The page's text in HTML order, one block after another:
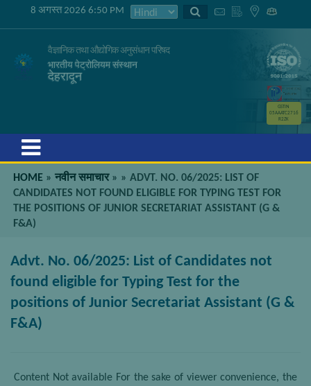
8 अगस्त 2026 6:50 PM
वैज्ञानिक तथा औद्योगिक अनुसंधान परिषद
भारतीय पेट्रोलियम संस्थान
देहरादून
GSTIN
05AAATC2716
R2ZK
HOME »नवीन समाचार» »ADVT. NO. 06/2025: LIST OF
CANDIDATES NOT FOUND ELIGIBLE FOR TYPING TEST FOR
THE POSITIONS OF JUNIOR SECRETARIAT ASSISTANT (G &
F&A)
Advt. No. 06/2025: List of Candidates not
found eligible for Typing Test for the
positions of Junior Secretariat Assistant (G &
F&A)
Content Not available For the sake of viewer convenience, the